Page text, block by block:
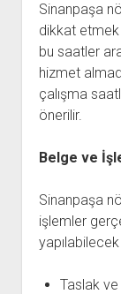
Sinanpaşa
dikkat
bu saatler
hizmet
çalışma
önerilir.
Belge ve
Sinanpaşa
işlemler
Taslak